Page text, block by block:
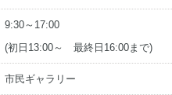
9:30～17:00
(初日13:00～ 最終日16:00まで)
市民ギャラリー